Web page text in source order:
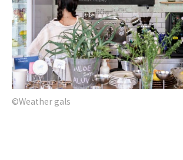
©Weather gals